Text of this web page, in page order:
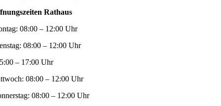
Rathaus
08:00 – 12:00 Uhr
08:00 – 12:00 Uhr
– 17:00 Uhr
08:00 – 12:00 Uhr
08:00 – 12:00 Uhr